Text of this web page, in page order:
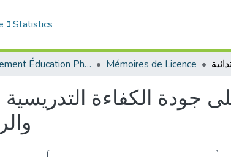
Statistics
Département Éducation Physique et Sportive (EPS) Mémoires de Licence
جودة الكفاءة التدريسية